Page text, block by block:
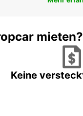
mieten?
Keine